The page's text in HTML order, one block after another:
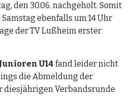
den 30.06. nachgeholt. Somit
ebenfalls um 14 Uhr
der TV Lußheim erster
Junioren U14 fand leider nicht
die Abmeldung der
diesjährigen Verbandsrunde